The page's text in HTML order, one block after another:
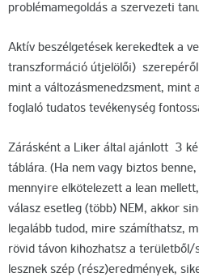
problémamegoldás a szervezeti
Aktív beszélgetések kerekedtek a
transzformáció útjelölői)
mint a változásmenedzsment, mint
foglaló tudatos tevékenység
Zárásként a Liker által ajánlott 3
táblára. (Ha nem vagy biztos
mennyire elkötelezett a lean
válasz esetleg (több) NEM, akkor
legalább tudod, mire számíthatsz,
rövid távon kihozhatsz a területből/
lesznek szép (rész)eredmények,